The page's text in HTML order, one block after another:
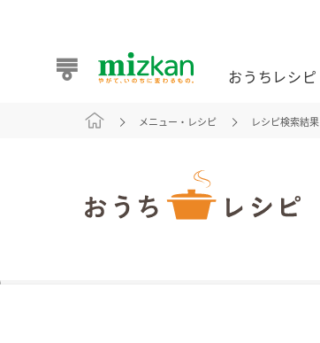
業務用サイト
おうちレシピ
メニュー・レシピ レシピ検索結果